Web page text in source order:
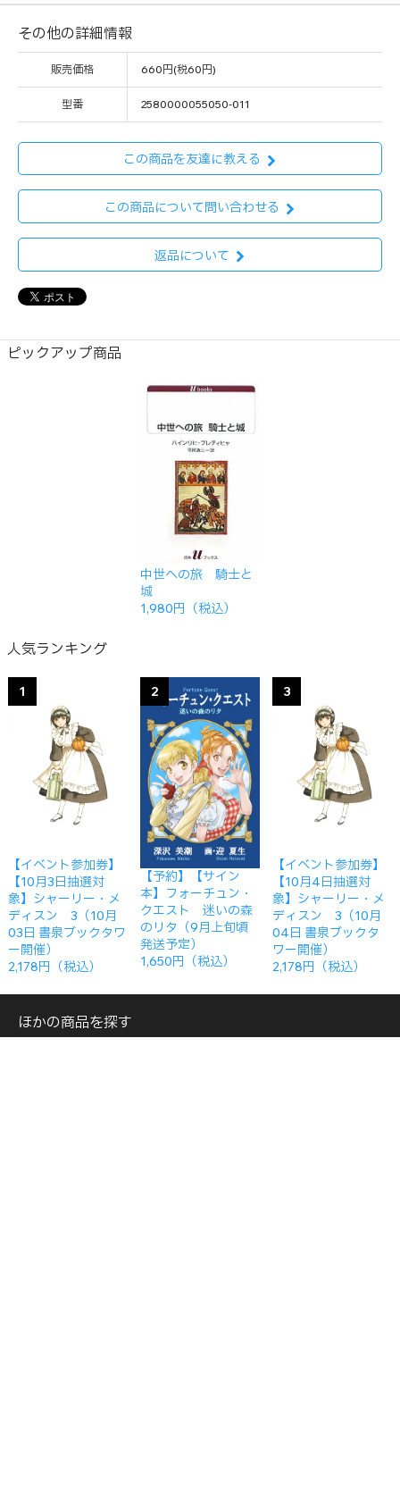
その他の詳細情報
販売価格 660円(税60円)
型番 2580000055050-011
この商品を友達に教える
この商品について問い合わせる
返品について
ピックアップ商品
中世への旅 騎士と
城
1,980円（税込）
人気ランキング
1
【イベント参加券】
【10月3日抽選対
象】シャーリー・メ
ディスン 3（10月
03日 書泉ブックタワ
ー開催）
2,178円（税込）
2
【予約】【サイン
本】フォーチュン・
クエスト 迷いの森
のリタ（9月上旬頃
発送予定）
1,650円（税込）
3
【イベント参加券】
【10月4日抽選対
象】シャーリー・メ
ディスン 3（10月
04日 書泉ブックタ
ワー開催）
2,178円（税込）
ほかの商品を探す